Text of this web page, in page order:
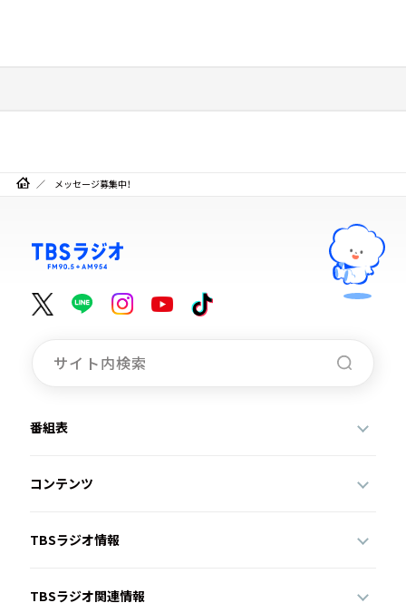
メッセージ募集中！
番組表
コンテンツ
TBSラジオ情報
TBSラジオ関連情報